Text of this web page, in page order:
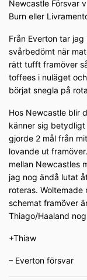
Newcastle Försvar
Burn eller
Från Everton tar
svårbedömt när
rätt tufft framöver
toffees i nuläget
börjat snegla på
Hos Newcastle blir
känner sig
gjorde 2 mål från
lovande ut
mellan Newcastles
jag nog ändå lutat
roteras.
schemat framöver
Thiago/Haaland
+Thiaw
– Everton försvar